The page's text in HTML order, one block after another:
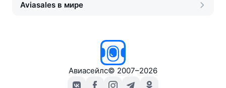
Aviasales в мире
Авиасейлс© 2007–2026